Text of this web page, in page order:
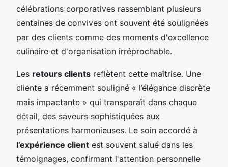
célébrations corporatives rassemblant plusieurs
centaines de convives ont souvent été soulignées
par des clients comme des moments d'excellence
culinaire et d'organisation irréprochable.
Les retours clients reflètent cette maîtrise. Une
cliente a récemment souligné « l’élégance discrète
mais impactante » qui transparaît dans chaque
détail, des saveurs sophistiquées aux
présentations harmonieuses. Le soin accordé à
l’expérience client est souvent salué dans les
témoignages, confirmant l'attention personnelle